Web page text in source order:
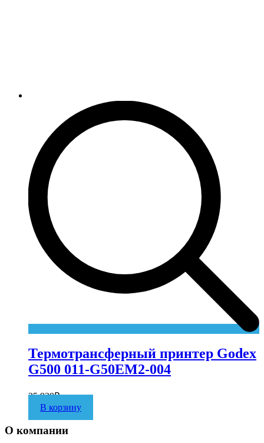
Термотрансферный принтер Godex
G500 011-G50EM2-004
25 929₽
В корзину
О компании